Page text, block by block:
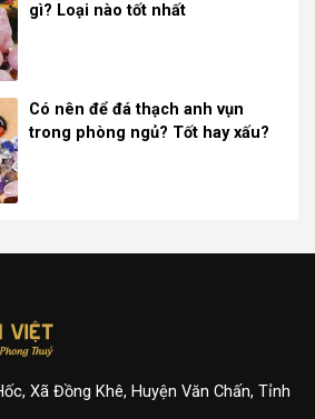
gì? Loại nào tốt nhất
Có nên để đá thạch anh vụn
trong phòng ngủ? Tốt hay xấu?
Xã Đồng Khê, Huyện Văn Chấn, Tỉnh